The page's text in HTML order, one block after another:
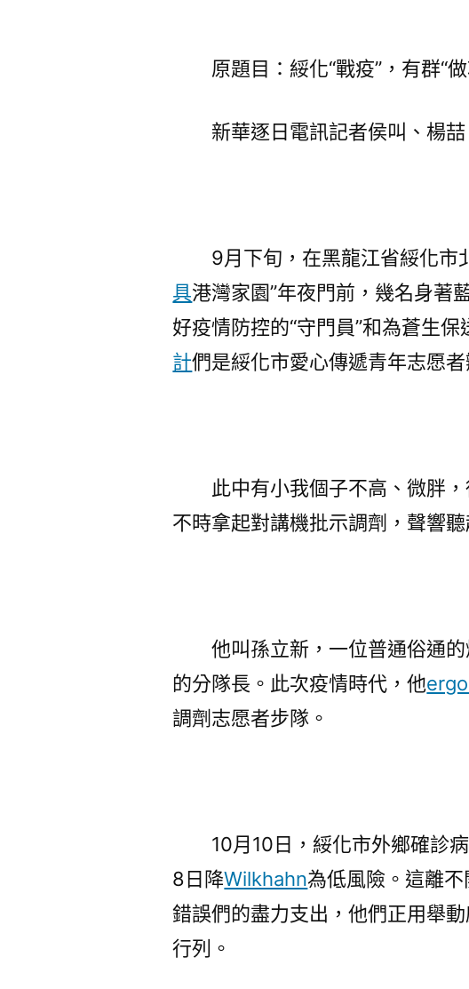
群
嵐
功
上
癮”
的
年
攻
原題目：綏化“戰疫”，有群“做
新華逐日電訊記者侯叫、楊喆
9月下旬，在黑龍江省綏化市
具港灣家園”年夜門前，幾名身著
好疫情防控的“守門員”和為蒼生
計們是綏化市愛心傳遞青年志愿者
此中有小我個子不高、微胖，
不時拿起對講機批示調劑，聲響
他叫孫立新，一位普通俗通的
的分隊長。此次疫情時代，他
調劑志愿者步隊。
10月10日，綏化市外鄉確診病
8日降Wilkhahn為低風險。這離
錯誤們的盡力支出，他們正用舉
行列。